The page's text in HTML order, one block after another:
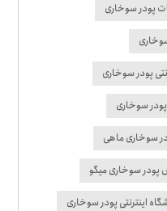
پودر سوخاری
پودر سوخاری
سوخاری
سوخاری ماهی
سوخاری میگو
اینترنتی پودر سوخاری